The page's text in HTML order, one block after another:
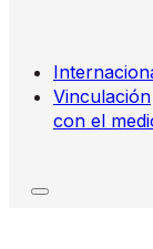
Vinculación
con el